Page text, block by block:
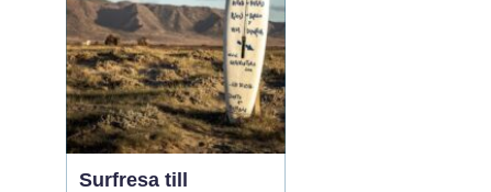
tydlig känsla av plats
doften av ...
Surfresa till